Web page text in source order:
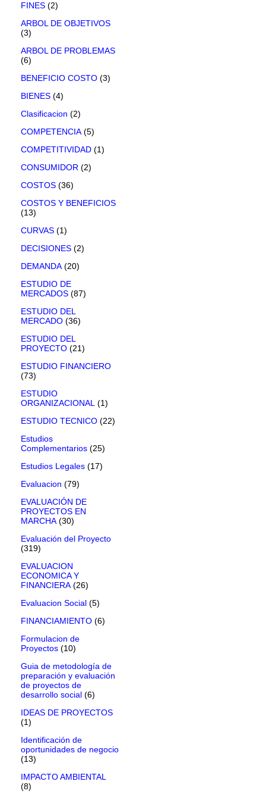
FINES (2)
ARBOL DE OBJETIVOS
(3)
ARBOL DE PROBLEMAS
(6)
BENEFICIO COSTO (3)
BIENES (4)
Clasificacion (2)
COMPETENCIA (5)
COMPETITIVIDAD (1)
CONSUMIDOR (2)
COSTOS (36)
COSTOS Y BENEFICIOS
(13)
CURVAS (1)
DECISIONES (2)
DEMANDA (20)
ESTUDIO DE
MERCADOS (87)
ESTUDIO DEL
MERCADO (36)
ESTUDIO DEL
PROYECTO (21)
ESTUDIO FINANCIERO
(73)
ESTUDIO
ORGANIZACIONAL (1)
ESTUDIO TECNICO (22)
Estudios
Complementarios (25)
Estudios Legales (17)
Evaluacion (79)
EVALUACIÓN DE
PROYECTOS EN
MARCHA (30)
Evaluación del Proyecto
(319)
EVALUACION
ECONOMICA Y
FINANCIERA (26)
Evaluacion Social (5)
FINANCIAMIENTO (6)
Formulacion de
Proyectos (10)
Guia de metodología de
preparación y evaluación
de proyectos de
desarrollo social (6)
IDEAS DE PROYECTOS
(1)
Identificación de
oportunidades de negocio
(13)
IMPACTO AMBIENTAL
(8)